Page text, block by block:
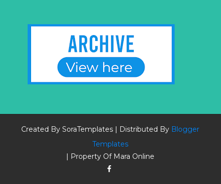
Created BySoraTemplates | Distributed By Blogger
Templates
| Property Of Mara Online